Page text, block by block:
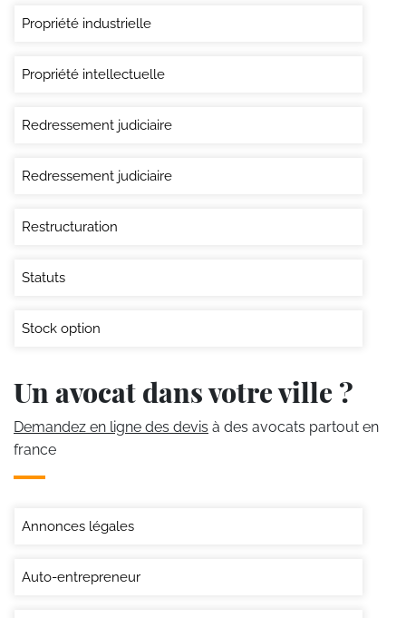
Propriété industrielle
Propriété intellectuelle
Redressement judiciaire
Redressement judiciaire
Restructuration
Statuts
Stock option
Un avocat dans votre ville ?
Demandez en ligne des devis à des avocats partout en
france
Annonces légales
Auto-entrepreneur